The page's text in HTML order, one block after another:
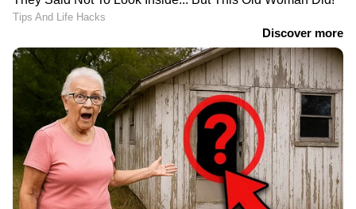
രാജ്യത്ത് മാതൃകയാകാൻ
ഒരുങ്ങുന്നു
കണ്ണൂരിൽ 'അടിത്തറ മാന്തുന്ന'
നീക്കങ്ങളോ? പാർട്ടി വിട്ടവരെ
വിരട്ടാൻ ശ്രമിക്കുന്നോ? | News
Hour